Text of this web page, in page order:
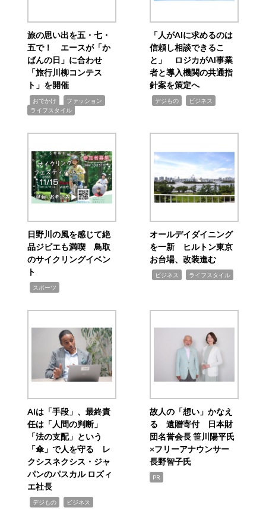
旅の思い出を五・七・
五で！ エースが「か
ばんの日」に合わせ
「旅行川柳コンテス
ト」を開催
おでかけ ファッション
ライフスタイル
「人がAIに求めるのは
信頼し相談できるこ
と」 ロジカがAI事業
者と導入機関の共通指
針案を策定へ
デジもの ビジネス
日野川の風を感じて絶
品ジビエも満喫 鳥取
のサイクリングイベン
ト
スポーツ
オールデイダイニング
を一新 ヒルトン東京
お台場、改装進む
ビジネス ライフスタイル
AIは「手段」、最終責
任は「人間の判断」
「法の支配」という
「傘」で人を守る レ
クシスネクシス・ジャ
パンのパスカル ロズィ
エ社長
デジもの ビジネス
故人の「想い」かなえ
る 遺贈寄付 日本財
団名誉会長 笹川陽平氏
×フリーアナウンサー
長野智子氏
PR